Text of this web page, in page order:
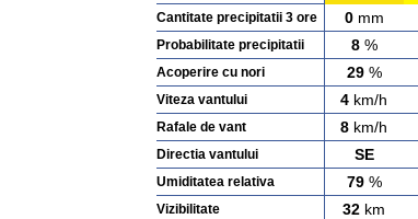
Cantitate precipitatii 3 ore 0mm
Probabilitate precipitatii 8%
Acoperire cu nori 29%
Viteza vantului 4 km/h
Rafale de vant 8 km/h
Directia vantului SE
Umiditatea relativa 79%
Vizibilitate 32 km